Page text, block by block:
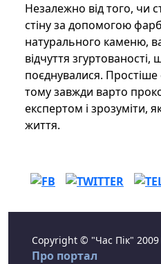
Незалежно від того, чи
стіну за допомогою
натурального каменю,
відчуття
поєднувалися. Простіше
тому завжди варто
експертом і зрозуміти,
життя.
Copyright © "Час Пік" 2009
Про портал